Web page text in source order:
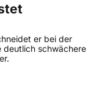
er bei der
deutlich schwächere